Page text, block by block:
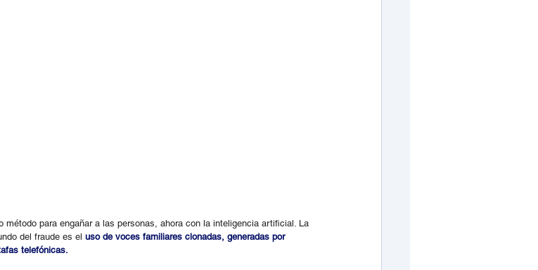
para engañar a las personas, ahora con la inteligencia artificial. La
del fraude es el uso de voces familiares clonadas, generadas por
telefónicas.